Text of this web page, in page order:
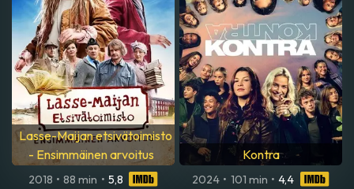
Lasse-Maijan etsivätoimisto
- Ensimmäinen arvoitus
2018 • 88 min • 5,8
Kontra
2024 • 101 min • 4,4